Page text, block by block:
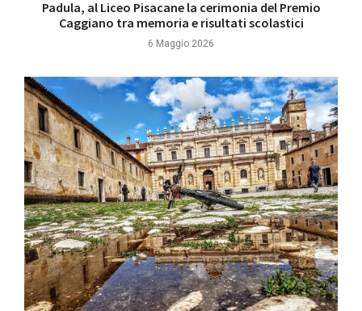
Padula, al Liceo Pisacane la cerimonia del Premio
Caggiano tra memoria e risultati scolastici
6 Maggio 2026